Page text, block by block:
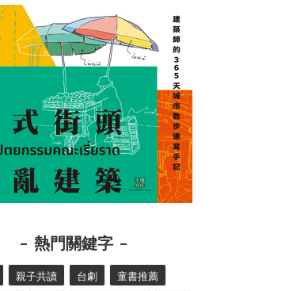
熱門關鍵字
親子共讀 台劇 童書推薦